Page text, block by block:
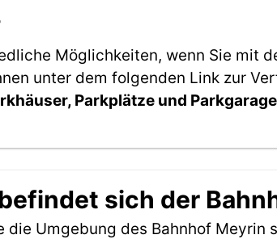
Möglichkeiten, wenn Sie mit
unter dem folgenden Link zur
Parkplätze und
sich der
Umgebung des Bahnhof Meyrin